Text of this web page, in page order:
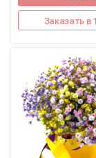
Заказать в